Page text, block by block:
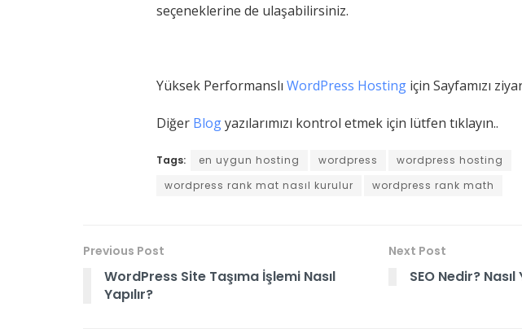
seçeneklerine de ulaşabilirsiniz.
Yüksek Performanslı WordPress Hosting için Sayfamızı
Diğer Blogyazılarımızı kontrol etmek için lütfen tıklayın..
Tags: en uygun hosting wordpress
wordpress hosting
wordpress rank mat nasıl kurulur
wordpress rank math
Previous Post
WordPress Site Taşıma İşlemi Nasıl
Yapılır?
Next Post
SEO Nedir? Nasıl